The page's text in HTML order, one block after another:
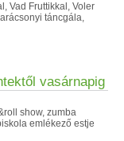
Vad Fruttikkal, Voler
táncgála,
vasárnapig
show, zumba
emlékező estje